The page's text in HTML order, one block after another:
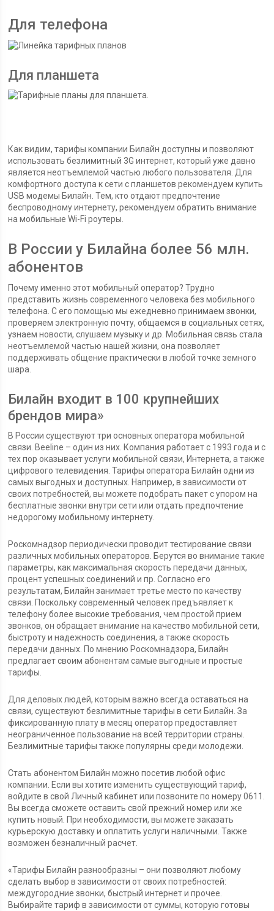
Для телефона
Для планшета
Как видим, тарифы компании Билайн доступны и позволяют
использовать безлимитный 3G интернет, который уже давно
является неотъемлемой частью любого пользователя. Для
комфортного доступа к сети с планшетов рекомендуем купить
USB модемы Билайн. Тем, кто отдают предпочтение
беспроводному интернету, рекомендуем обратить внимание
на мобильные Wi-Fi роутеры.
В России у Билайна более 56 млн.
абонентов
Почему именно этот мобильный оператор? Трудно
представить жизнь современного человека без мобильного
телефона. С его помощью мы ежедневно принимаем звонки,
проверяем электронную почту, общаемся в социальных сетях,
узнаем новости, слушаем музыку и др. Мобильная связь стала
неотъемлемой частью нашей жизни, она позволяет
поддерживать общение практически в любой точке земного
шара.
Билайн входит в 100 крупнейших
брендов мира»
В России существуют три основных оператора мобильной
связи. Beeline – один из них. Компания работает с 1993 года и с
тех пор оказывает услуги мобильной связи, Интернета, а также
цифрового телевидения. Тарифы оператора Билайн одни из
самых выгодных и доступных. Например, в зависимости от
своих потребностей, вы можете подобрать пакет с упором на
бесплатные звонки внутри сети или отдать предпочтение
недорогому мобильному интернету.
Роскомнадзор периодически проводит тестирование связи
различных мобильных операторов. Берутся во внимание такие
параметры, как максимальная скорость передачи данных,
процент успешных соединений и пр. Согласно его
результатам, Билайн занимает третье место по качеству
связи. Поскольку современный человек предъявляет к
телефону более высокие требования, чем простой прием
звонков, он обращает внимание на качество мобильной сети,
быстроту и надежность соединения, а также скорость
передачи данных. По мнению Роскомнадзора, Билайн
предлагает своим абонентам самые выгодные и простые
тарифы.
Для деловых людей, которым важно всегда оставаться на
связи, существуют безлимитные тарифы в сети Билайн. За
фиксированную плату в месяц оператор предоставляет
неограниченное пользование на всей территории страны.
Безлимитные тарифы также популярны среди молодежи.
Стать абонентом Билайн можно посетив любой офис
компании. Если вы хотите изменить существующий тариф,
войдите в свой Личный кабинет или позвоните по номеру 0611.
Вы всегда сможете оставить свой прежний номер или же
купить новый. При необходимости, вы можете заказать
курьерскую доставку и оплатить услуги наличными. Также
возможен безналичный расчет.
«Тарифы Билайн разнообразны – они позволяют любому
сделать выбор в зависимости от своих потребностей:
междугородние звонки, быстрый интернет и прочее.
Выбирайте тариф в зависимости от суммы, которую готовы